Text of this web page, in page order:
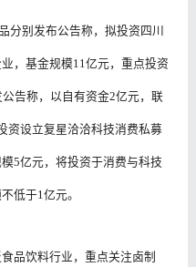
分别发布公告称，拟投资四川
，基金规模11亿元，重点投资
告称，以自有资金2亿元，联
资设立复星洽洽科技消费私募
5亿元，将投资于消费与科技
低于1亿元。
品饮料行业，重点关注卤制